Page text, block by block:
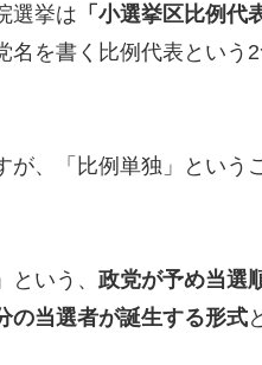
選挙は 「小選挙区比例代
を書く比例代表という
、「比例単独」という
いう、 政党が予め当選
の当選者が誕生する形式